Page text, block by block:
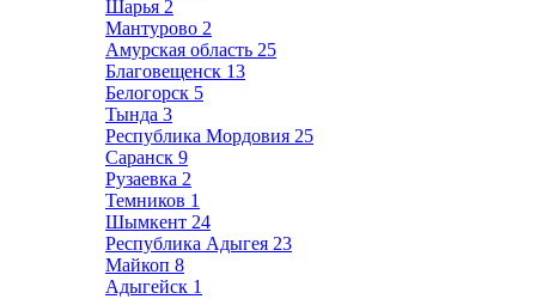
Шарья 2
Мантурово 2
Амурская область 25
Благовещенск 13
Белогорск 5
Тында 3
Республика Мордовия 25
Саранск 9
Рузаевка 2
Темников 1
Шымкент 24
Республика Адыгея 23
Майкоп 8
Адыгейск 1